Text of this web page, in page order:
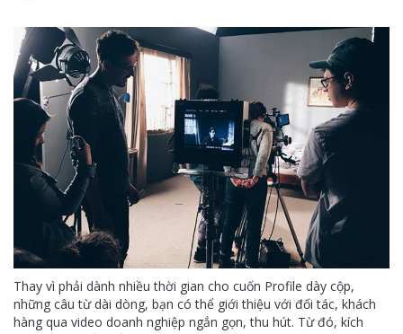
Thay vì phải dành nhiều thời gian cho cuốn Profile dày cộp,
những câu từ dài dòng, bạn có thể giới thiệu với đối tác, khách
hàng qua video doanh nghiệp ngắn gọn, thu hút. Từ đó, kích